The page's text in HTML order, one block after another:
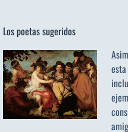
Los poetas sugeridos